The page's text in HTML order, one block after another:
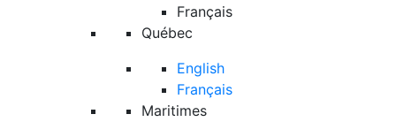
Français
Québec
English
Français
Maritimes